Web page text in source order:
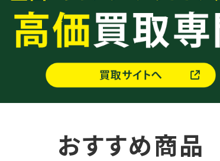
おすすめ商品